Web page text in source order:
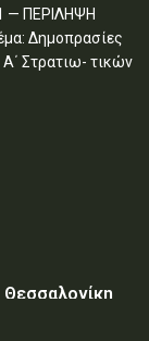
— ΠΕΡΙΛΗΨΗ
Δημοπρασίες
Στρατιω- τικών
Θεσσαλονίκη